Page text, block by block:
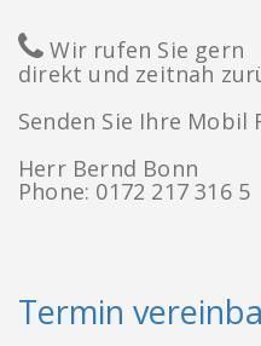
Wir rufen Sie gern
direkt und zeitnah
Senden Sie Ihre Mobil
Herr Bernd Bonn
Phone: 0172 217 316 5
Termin